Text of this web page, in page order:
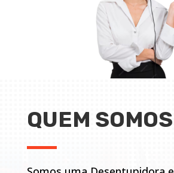
QUEM SOMOS